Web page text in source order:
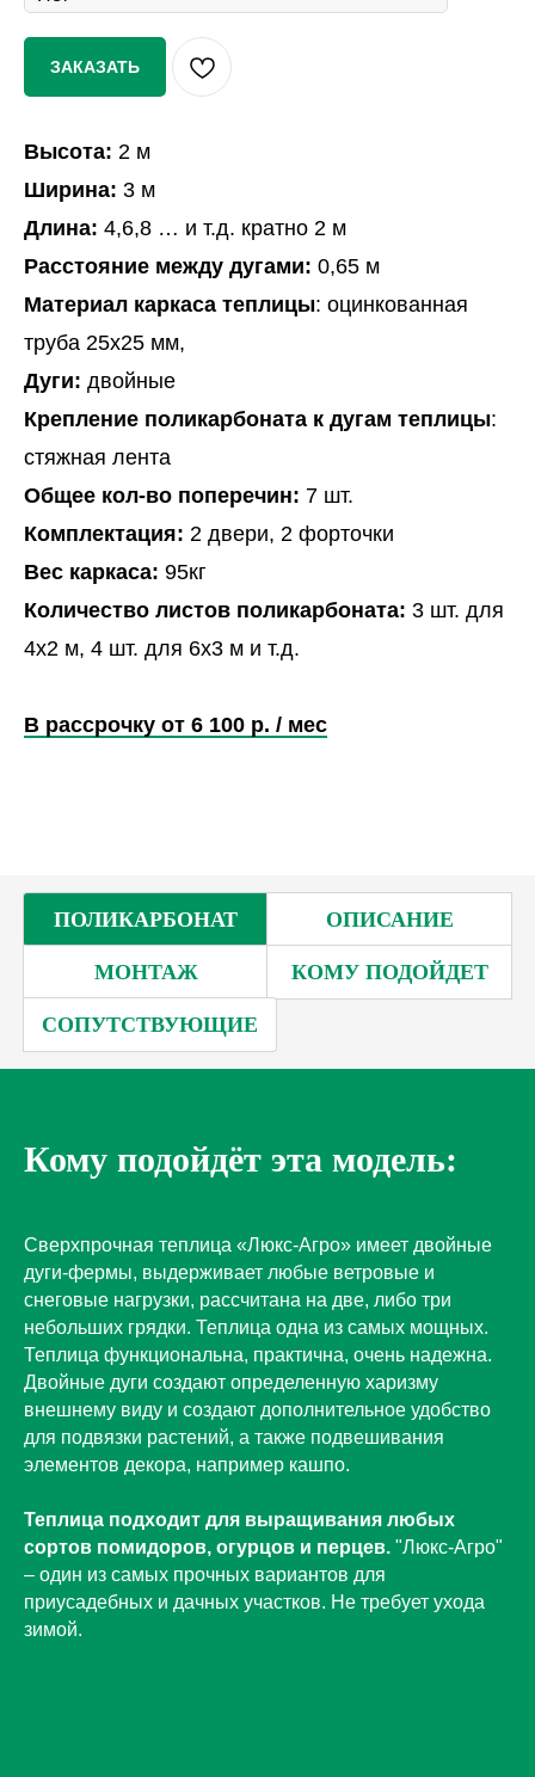
ЗАКАЗАТЬ
Высота: 2 м
Ширина: 3 м
Длина: 4,6,8 … и т.д. кратно 2 м
Расстояние между дугами: 0,65 м
Материал каркаса теплицы: оцинкованная
труба 25х25 мм,
Дуги: двойные
Крепление поликарбоната к дугам теплицы:
стяжная лента
Общее кол-во поперечин: 7 шт.
Комплектация: 2 двери, 2 форточки
Вес каркаса: 95кг
Количество листов поликарбоната: 3 шт. для
4х2 м, 4 шт. для 6х3 м и т.д.
В рассрочку от 6 100 р. / мес
ПОЛИКАРБОНАТ ОПИСАНИЕ
МОНТАЖ КОМУ ПОДОЙДЕТ
СОПУТСТВУЮЩИЕ
Кому подойдёт эта модель:
Сверхпрочная теплица «Люкс-Агро» имеет двойные
дуги-фермы, выдерживает любые ветровые и
снеговые нагрузки, рассчитана на две, либо три
небольших грядки. Теплица одна из самых мощных.
Теплица функциональна, практична, очень надежна.
Двойные дуги создают определенную харизму
внешнему виду и создают дополнительное удобство
для подвязки растений, а также подвешивания
элементов декора, например кашпо.
Теплица подходит для выращивания любых
сортов помидоров, огурцов и перцев. "Люкс-Агро"
– один из самых прочных вариантов для
приусадебных и дачных участков. Не требует ухода
зимой.